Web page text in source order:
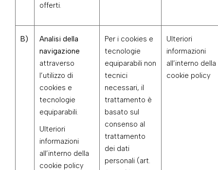
offerti.
B)
Analisi della
navigazione
attraverso
l’utilizzo di
cookies e
tecnologie
equiparabili.
Ulteriori
informazioni
all’interno della
cookie policy
Per i cookies e
tecnologie
equiparabili non
tecnici
necessari, il
trattamento è
basato sul
consenso al
trattamento
dei dati
personali (art.
Ulteriori
informazioni
all’interno della
cookie policy